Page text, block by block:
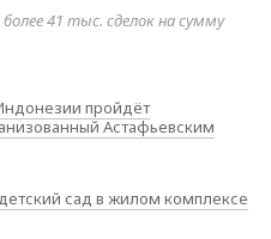
41 тыс. сделок на сумму
пройдёт
Астафьевским
сад в жилом комплексе